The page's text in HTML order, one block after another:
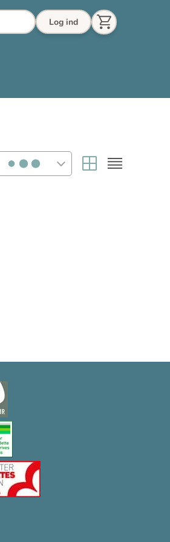
Log ind